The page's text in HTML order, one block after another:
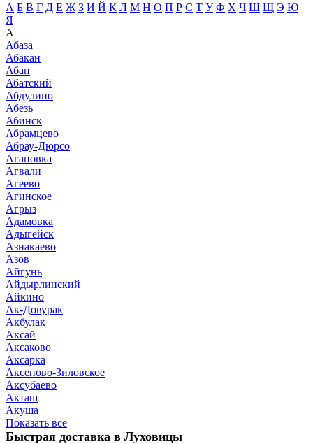
А Б В Г Д Е Ж З И Й К Л М Н О П Р С Т У Ф Х Ч Ш Щ Э Ю
Я
А
Абаза
Абакан
Абан
Абатский
Абдулино
Абезь
Абинск
Абрамцево
Абрау-Дюрсо
Агаповка
Агвали
Агеево
Агинское
Агрыз
Адамовка
Адыгейск
Азнакаево
Азов
Айгунь
Айдырлинский
Айкино
Ак-Довурак
Акбулак
Аксай
Аксаково
Аксарка
Аксеново-Зиловское
Аксубаево
Акташ
Акуша
Показать все
Быстрая доставка в Луховицы